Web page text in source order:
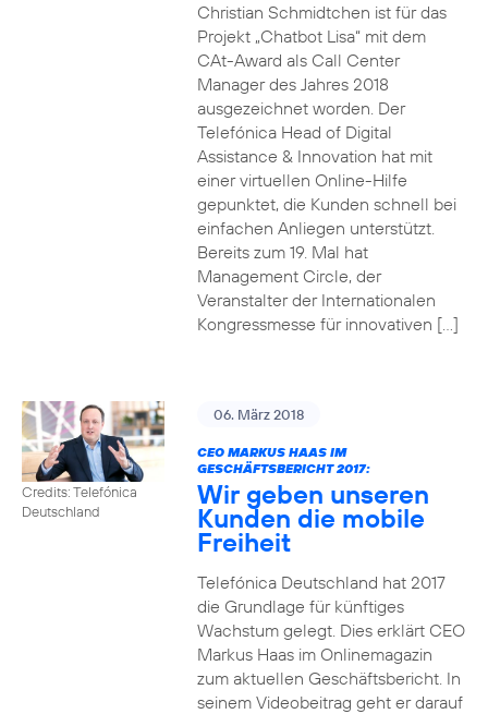
Christian Schmidtchen ist für das
Projekt „Chatbot Lisa“ mit dem
CAt-Award als Call Center
Manager des Jahres 2018
ausgezeichnet worden. Der
Telefónica Head of Digital
Assistance & Innovation hat mit
einer virtuellen Online-Hilfe
gepunktet, die Kunden schnell bei
einfachen Anliegen unterstützt.
Bereits zum 19. Mal hat
Management Circle, der
Veranstalter der Internationalen
Kongressmesse für innovativen […]
Credits: Telefónica
Deutschland
06. März 2018
CEO MARKUS HAAS IM
GESCHÄFTSBERICHT 2017:
Wir geben unseren
Kunden die mobile
Freiheit
Telefónica Deutschland hat 2017
die Grundlage für künftiges
Wachstum gelegt. Dies erklärt CEO
Markus Haas im Onlinemagazin
zum aktuellen Geschäftsbericht. In
seinem Videobeitrag geht er darauf